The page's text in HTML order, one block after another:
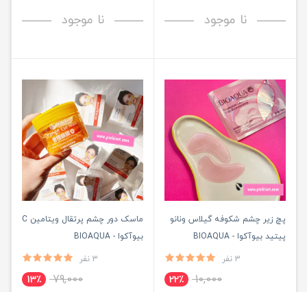
نا موجود نا موجود
پچ زیر چشم شکوفه گیلاس و‌نانو
پیتید بیوآکوا - BIOAQUA
3 نفر
10,000 22٪
ماسک دور چشم پرتقال ویتامین C
بیوآکوا - BIOAQUA
3 نفر
79,000 13٪